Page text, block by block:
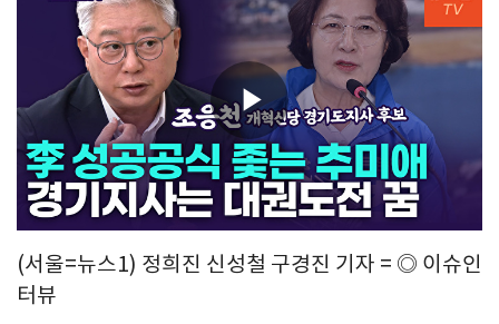
Play
Video
(서울=뉴스1) 정희진 신성철 구경진 기자 = ◎ 이슈인
터뷰